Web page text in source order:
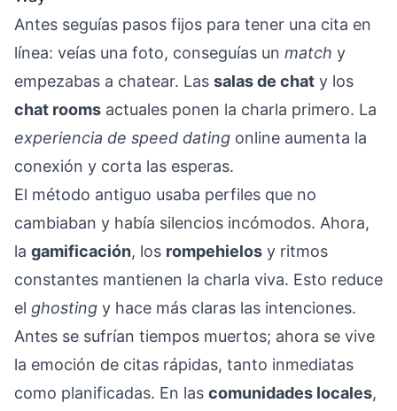
Antes seguías pasos fijos para tener una cita en
línea: veías una foto, conseguías un match y
empezabas a chatear. Las salas de chat y los
chat rooms actuales ponen la charla primero. La
experiencia de speed dating online aumenta la
conexión y corta las esperas.
El método antiguo usaba perfiles que no
cambiaban y había silencios incómodos. Ahora,
la gamificación, los rompehielos y ritmos
constantes mantienen la charla viva. Esto reduce
el ghosting y hace más claras las intenciones.
Antes se sufrían tiempos muertos; ahora se vive
la emoción de citas rápidas, tanto inmediatas
como planificadas. En las comunidades locales,